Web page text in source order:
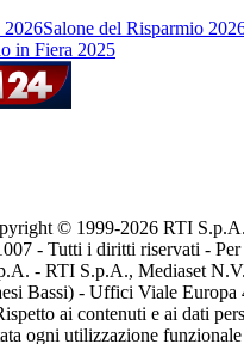
2026Salone del Risparmio
in Fiera 2025
© 1999-2026 RTI
- Tutti i diritti riservati -
- RTI S.p.A., Mediaset
Bassi) - Uffici Viale
ai contenuti e ai dati
ogni utilizzazione funzionale